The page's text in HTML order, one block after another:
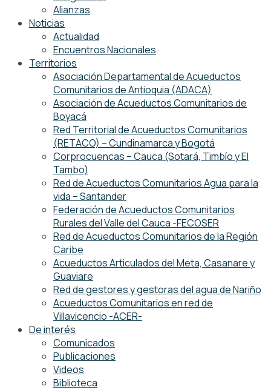
Alianzas
Noticias
Actualidad
Encuentros Nacionales
Territorios
Asociación Departamental de Acueductos
Comunitarios de Antioquia (ADACA)
Asociación de Acueductos Comunitarios de
Boyacá
Red Territorial de Acueductos Comunitarios
(RETACO) – Cundinamarca y Bogotá
Corprocuencas – Cauca (Sotará, Timbío y El
Tambo)
Red de Acueductos Comunitarios Agua para la
vida – Santander
Federación de Acueductos Comunitarios
Rurales del Valle del Cauca -FECOSER
Red de Acueductos Comunitarios de la Región
Caribe
Acueductos Articulados del Meta, Casanare y
Guaviare
Red de gestores y gestoras del agua de Nariño
Acueductos Comunitarios en red de
Villavicencio -ACER-
De interés
Comunicados
Publicaciones
Videos
Biblioteca